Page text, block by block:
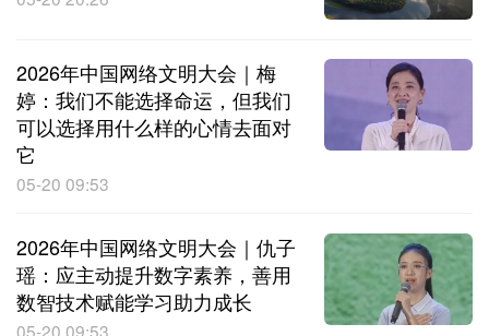
2026年中国网络文明大会｜梅
婷：我们不能选择命运，但我们
可以选择用什么样的心情去面对
它
05-20 09:53
2026年中国网络文明大会｜仇子
瑶：应主动提升数字素养，善用
数智技术赋能学习助力成长
05-20 09:53